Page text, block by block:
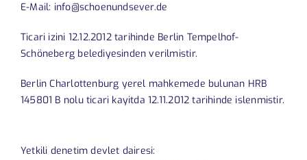
E-Mail: info@schoenundsever.de
Ticari izini 12.12.2012 tarihinde Berlin Tempelhof-
Schöneberg belediyesinden verilmistir.
Berlin Charlottenburg yerel mahkemede bulunan HRB
145801 B nolu ticari kayitda 12.11.2012 tarihinde islenmistir.
Yetkili denetim devlet dairesi: